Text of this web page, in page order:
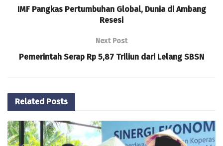
IMF Pangkas Pertumbuhan Global, Dunia di Ambang
Resesi
Next Post
Pemerintah Serap Rp 5,87 Triliun dari Lelang SBSN
Related Posts